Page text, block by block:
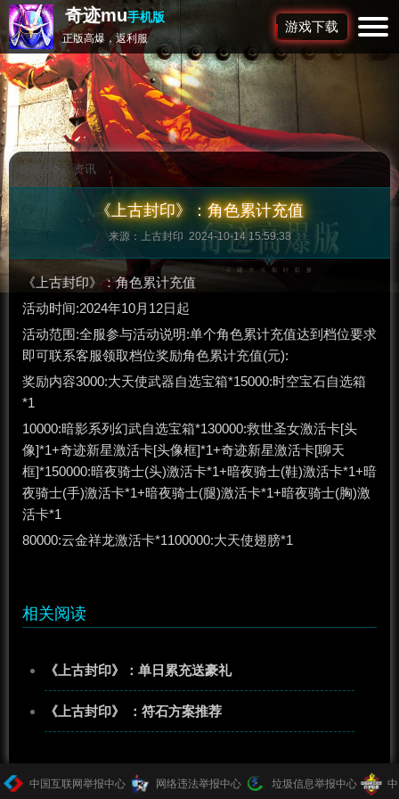
奇迹mu手机版
正版高爆，返利服
游戏下载
首页 > 资讯
《上古封印》：角色累计充值
来源：上古封印 2024-10-14 15:59:33
《上古封印》：角色累计充值
活动时间:2024年10月12日起
活动范围:全服参与活动说明:单个角色累计充值达到档位要求
即可联系客服领取档位奖励角色累计充值(元):
奖励内容3000:大天使武器自选宝箱*15000:时空宝石自选箱
*1
10000:暗影系列幻武自选宝箱*130000:救世圣女激活卡[头
像]*1+奇迹新星激活卡[头像框]*1+奇迹新星激活卡[聊天
框]*150000:暗夜骑士(头)激活卡*1+暗夜骑士(鞋)激活卡*1+暗
夜骑士(手)激活卡*1+暗夜骑士(腿)激活卡*1+暗夜骑士(胸)激
活卡*1
80000:云金祥龙激活卡*1100000:大天使翅膀*1
相关阅读
《上古封印》：单日累充送豪礼
《上古封印》 ：符石方案推荐
中国互联网举报中心 网络违法举报中心 垃圾信息举报中心 中